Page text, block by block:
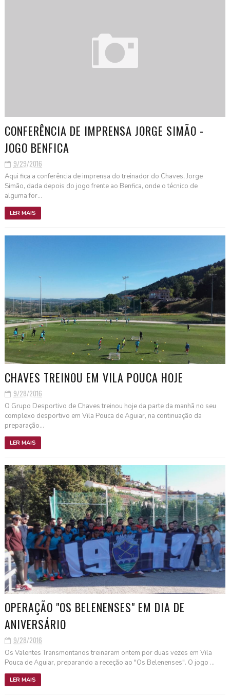
CONFERÊNCIA DE IMPRENSA JORGE SIMÃO -
JOGO BENFICA
9/29/2016
Aqui fica a conferência de imprensa do treinador do Chaves, Jorge
Simão, dada depois do jogo frente ao Benfica, onde o técnico de
alguma for...
LER MAIS
CHAVES TREINOU EM VILA POUCA HOJE
9/28/2016
O Grupo Desportivo de Chaves treinou hoje da parte da manhã no seu
complexo desportivo em Vila Pouca de Aguiar, na continuação da
preparação...
LER MAIS
OPERAÇÃO "OS BELENENSES" EM DIA DE
ANIVERSÁRIO
9/28/2016
Os Valentes Transmontanos treinaram ontem por duas vezes em Vila
Pouca de Aguiar, preparando a receção ao "Os Belenenses". O jogo ...
LER MAIS